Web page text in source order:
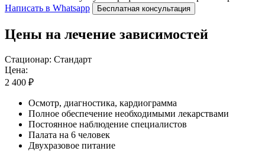
Написать в Whatsapp
Бесплатная консультация
Цены на лечение зависимостей
Стационар: Стандарт
Цена:
2 400 ₽
Осмотр, диагностика, кардиограмма
Полное обеспечение необходимыми лекарствами
Постоянное наблюдение специалистов
Палата на 6 человек
Двухразовое питание